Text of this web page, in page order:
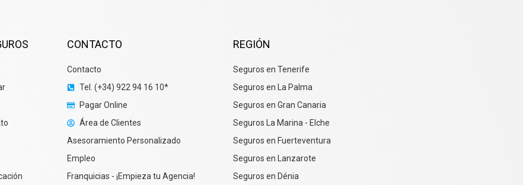
CONTACTO
Contacto
Tel. (+34) 922 94 16 10*
Pagar Online
Área de Clientes
Asesoramiento Personalizado
Empleo
Franquicias - ¡Empieza tu Agencia!
REGIÓN
Seguros en Tenerife
Seguros en La Palma
Seguros en Gran Canaria
Seguros La Marina - Elche
Seguros en Fuerteventura
Seguros en Lanzarote
Seguros en Dénia